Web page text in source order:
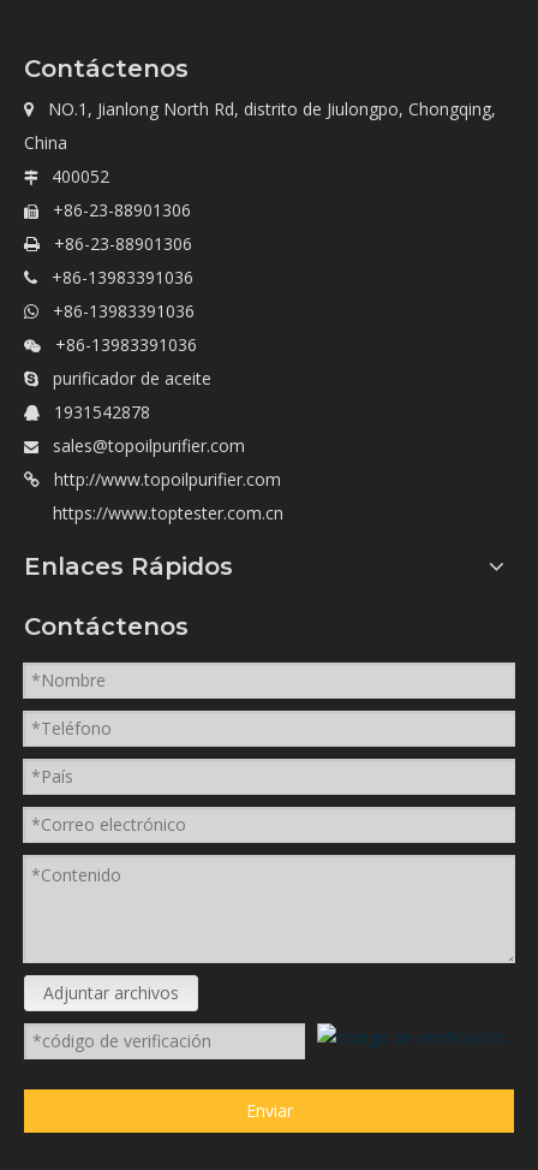
Contáctenos

NO.1, Jianlong North Rd, distrito de Jiulongpo, Chongqing,
China
 400052
 +86-23-88901306
 +86-23-88901306
 +86-13983391036
 +86-13983391036
 +86-13983391036
 purificador de aceite
 1931542878
 sales@topoilpurifier.com

http://www.topoilpurifier.com
https://www.toptester.com.cn
Enlaces Rápidos
Contáctenos
Adjuntar archivos
Enviar